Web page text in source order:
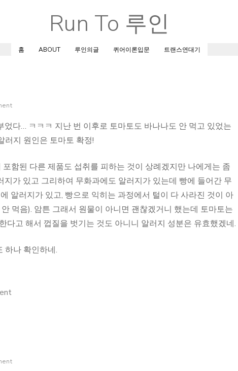
Skip
to
content
Run To 루인
홈 ABOUT 루인의글 퀴어이론입문 트랜스연대기
다… ㅋㅋㅋ 지난 번 이후로 토마토도 바나나도 안 먹고 있었는
러지 원인은 토마토 확정!
함된 다른 제품도 섭취를 피하는 것이 상례겠지만 나에게는 좀
가 있고 그리하여 무화과에도 알러지가 있는데 빵에 들어간 무
알러지가 있고, 빵으로 익히는 과정에서 털이 다 사라진 것이 아
먹음). 암튼 그래서 원물이 아니면 괜찮겠거니 했는데 토마토는
다고 해서 껍질을 벗기는 것도 아니니 알러지 성분은 유효했겠네.
하나 확인하네.
on
러